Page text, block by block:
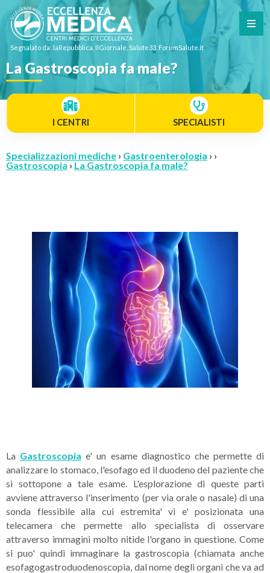
Segnalato da: laRepubblica, IlGiornale, Salute33, ForumSalute.it
La Gastroscopia fa male?
I CENTRI SPECIALISTI
Specializzazioni mediche › Gastroenterologia › ›
Gastroscopia › La Gastroscopia fa male?
La Gastroscopia e' un esame diagnostico che permette di
analizzare lo stomaco, l'esofago ed il duodeno del paziente che
si sottopone a tale esame. L'esplorazione di queste parti
avviene attraverso l'inserimento (per via orale o nasale) di una
sonda flessibile alla cui estremita' vi e' posizionata una
telecamera che permette allo specialista di osservare
attraverso immagini molto nitide l'organo in questione. Come
si puo' quindi immaginare la gastroscopia (chiamata anche
esofagogastroduodenoscopia, dal nome degli organi che va ad